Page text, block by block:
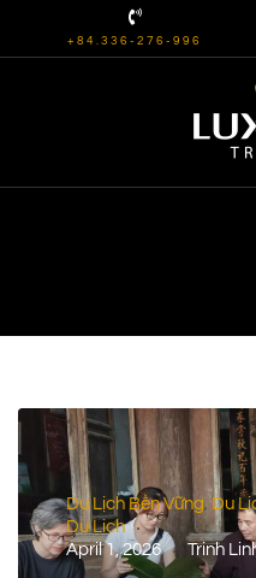
+84.336-276-996
Du Lịch Bền Vững, Du
Du Lich
April 1, 2026
Trinh